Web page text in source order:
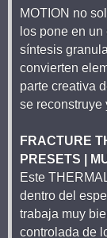
MOTION no
los pone en
síntesis
convierten
parte creativa
se reconstruye
FRACTURE
PRESETS |
Este
dentro del
trabaja muy
controlada de